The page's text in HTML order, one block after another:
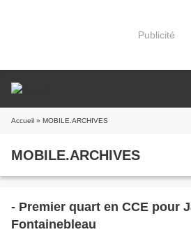
Publicité
Accueil » MOBILE.ARCHIVES
MOBILE.ARCHIVES
- Premier quart en CCE pour
Fontainebleau